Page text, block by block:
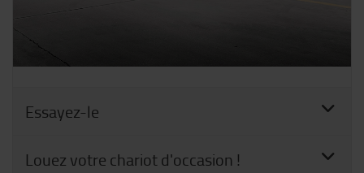
Essayez-le
Louez votre chariot d'occasion !